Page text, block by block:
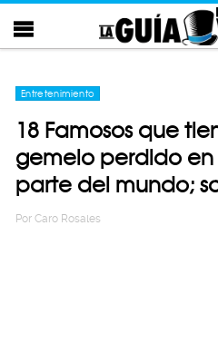
Entretenimiento
18 Famosos que
gemelo perdido
parte del mundo;
Por Caro Rosales